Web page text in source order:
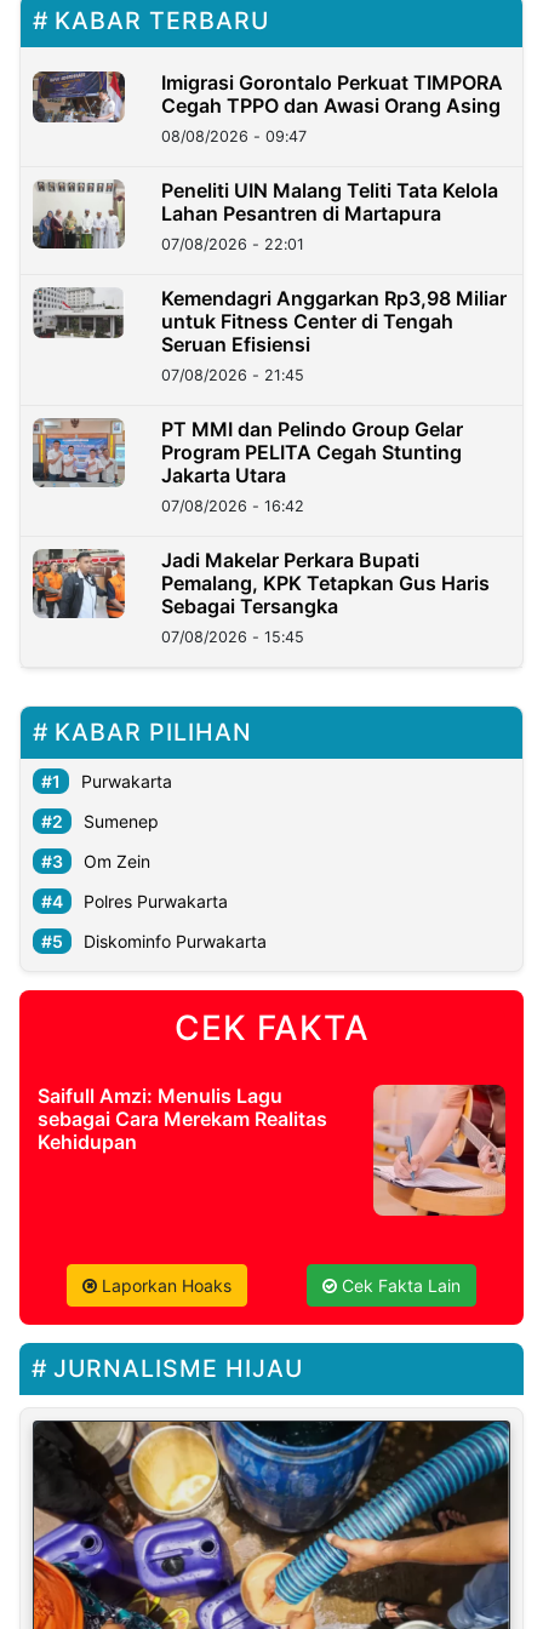
KABAR TERBARU
Imigrasi Gorontalo Perkuat TIMPORA
Cegah TPPO dan Awasi Orang Asing
08/08/2026 - 09:47
Peneliti UIN Malang Teliti Tata Kelola
Lahan Pesantren di Martapura
07/08/2026 - 22:01
Kemendagri Anggarkan Rp3,98 Miliar
untuk Fitness Center di Tengah
Seruan Efisiensi
07/08/2026 - 21:45
PT MMI dan Pelindo Group Gelar
Program PELITA Cegah Stunting
Jakarta Utara
07/08/2026 - 16:42
Jadi Makelar Perkara Bupati
Pemalang, KPK Tetapkan Gus Haris
Sebagai Tersangka
07/08/2026 - 15:45
KABAR PILIHAN
Purwakarta
Sumenep
Om Zein
Polres Purwakarta
Diskominfo Purwakarta
CEK FAKTA
Saifull Amzi: Menulis Lagu
sebagai Cara Merekam Realitas
Kehidupan
Laporkan Hoaks Cek Fakta Lain
JURNALISME HIJAU